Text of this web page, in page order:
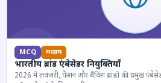
MCQ मध्यम
भारतीय ब्रांड एंबेसेडर नियुक्तियाँ
2026 में लक्जरी, फैशन और बैंकिंग ब्रांडों की प्रमुख